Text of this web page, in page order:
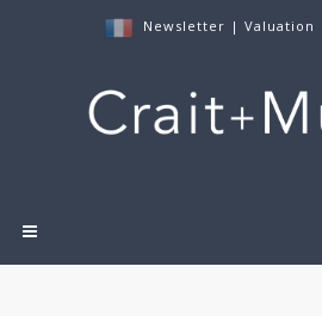
Newsletter | Valuation